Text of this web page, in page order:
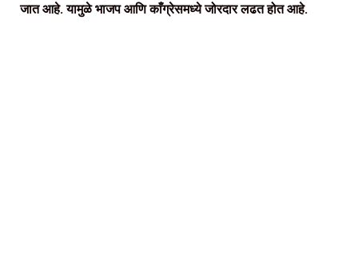
जात आहे. यामुळे भाजप आणि काँग्रेसमध्ये जोरदार लढत होत आहे.